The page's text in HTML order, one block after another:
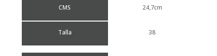
CMS
Talla
24,7cm
38